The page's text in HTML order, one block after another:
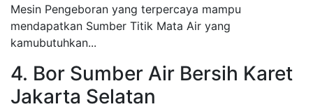
Mesin Pengeboran yang terpercaya mampu
mendapatkan Sumber Titik Mata Air yang
kamubutuhkan...
4. Bor Sumber Air Bersih Karet
Jakarta Selatan